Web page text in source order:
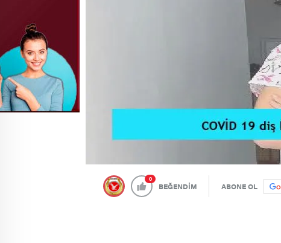
0
BEĞENDİM ABONE OL